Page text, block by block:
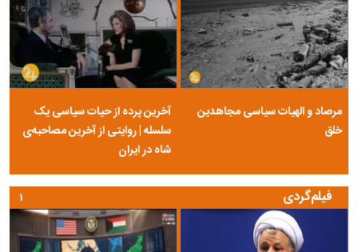
مرصاد و الهیات سیاسی مجاهدین
خلق
آخرین پرده از حیات سیاسی یک
سلسله | روایتی از آخرین مصاحبه‌ی
شاه در ایران
فیلم‌گردی ۱